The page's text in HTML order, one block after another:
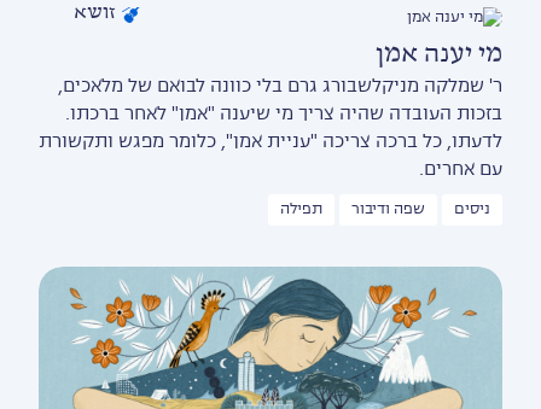
זושא
מי יענה אמן
ר' שמלקה מניקלשבורג גרם בלי כוונה לבואם של מלאכים,
בזכות העובדה שהיה צריך מי שיענה "אמן" לאחר ברכתו.
לדעתו, כל ברכה צריכה "עניית אמן", כלומר מפגש ותקשורת
עם אחרים.
ניסים שפה ודיבור תפילה